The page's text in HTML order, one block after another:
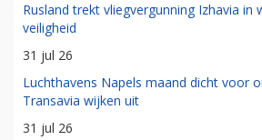
Rusland trekt vliegvergunning Izhavia in
veiligheid
31 jul 26
Luchthavens Napels maand dicht voor
Transavia wijken uit
31 jul 26